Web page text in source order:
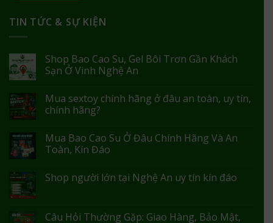
TIN TỨC & SỰ KIỆN
Shop Bao Cao Su, Gel Bôi Trơn Gần Khách
Sạn Ở Vinh Nghệ An
Mua sextoy chính hãng ở đâu an toàn, uy tín,
chính hãng?
Mua Bao Cao Su Ở Đâu Chính Hãng Và An
Toàn, Kín Đáo
Shop người lớn tại Nghệ An uy tín kín đáo
Câu Hỏi Thường Gặp: Giao Hàng, Bảo Mật,